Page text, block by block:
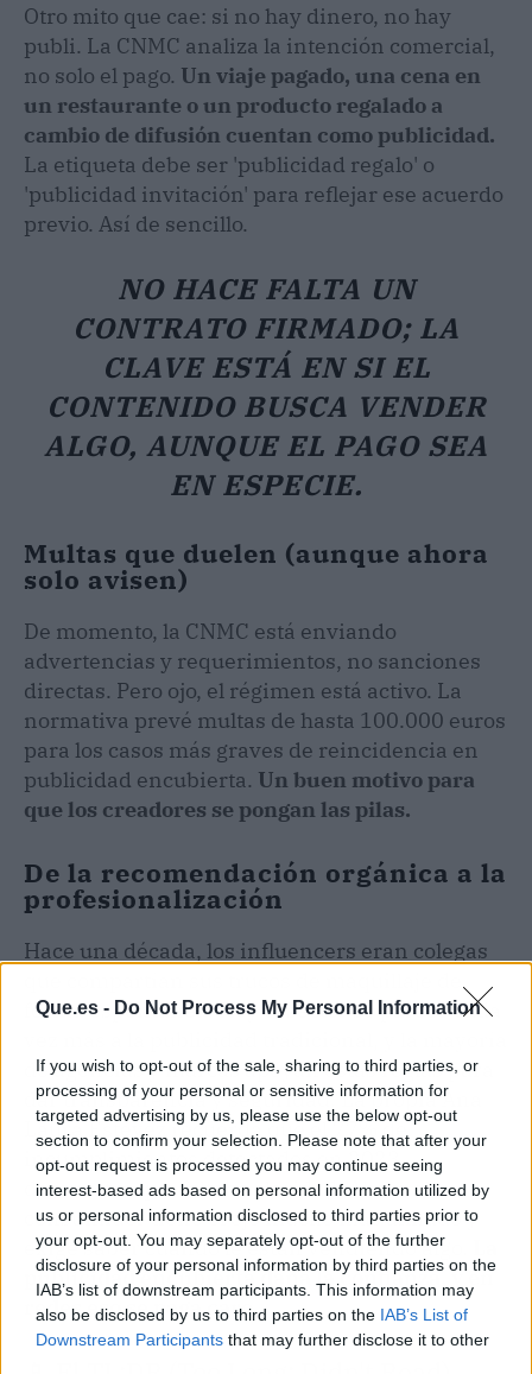
Que.es - Do Not Process My Personal Information
If you wish to opt-out of the sale, sharing to third parties, or
processing of your personal or sensitive information for
targeted advertising by us, please use the below opt-out
section to confirm your selection. Please note that after your
opt-out request is processed you may continue seeing
interest-based ads based on personal information utilized by
us or personal information disclosed to third parties prior to
your opt-out. You may separately opt-out of the further
disclosure of your personal information by third parties on the
IAB’s list of downstream participants. This information may
also be disclosed by us to third parties on the IAB’s List of
Downstream Participants that may further disclose it to other
Otro mito que cae: si no hay dinero, no hay
publi. La CNMC analiza la intención comercial,
no solo el pago. Un viaje pagado, una cena en
un restaurante o un producto regalado a
cambio de difusión cuentan como publicidad.
La etiqueta debe ser 'publicidad regalo' o
'publicidad invitación' para reflejar ese acuerdo
previo. Así de sencillo.
NO HACE FALTA UN
CONTRATO FIRMADO; LA
CLAVE ESTÁ EN SI EL
CONTENIDO BUSCA VENDER
ALGO, AUNQUE EL PAGO SEA
EN ESPECIE.
Multas que duelen (aunque ahora
solo avisen)
De momento, la CNMC está enviando
advertencias y requerimientos, no sanciones
directas. Pero ojo, el régimen está activo. La
normativa prevé multas de hasta 100.000 euros
para los casos más graves de reincidencia en
publicidad encubierta. Un buen motivo para
que los creadores se pongan las pilas.
De la recomendación orgánica a la
profesionalización
Hace una década, los influencers eran colegas
forma espontánea. Hoy el sector se parece cada
de agencias y marcas apoyan estas reglas para
dar transparencia y seguridad. La propia Ana
Laura Estévez recuerda que el 77% de
incumplimientos detectados en 2023
demuestra que faltaba claridad. Ahora el
consumidor tiene el ojo mucho más afinado y
exige saber cuándo le están vendiendo algo.
publicidad encubierta daña la confianza, y en
redes eso se paga caro.